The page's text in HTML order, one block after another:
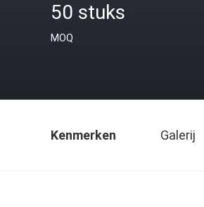
50 stuks
MOQ
Kenmerken Galerij